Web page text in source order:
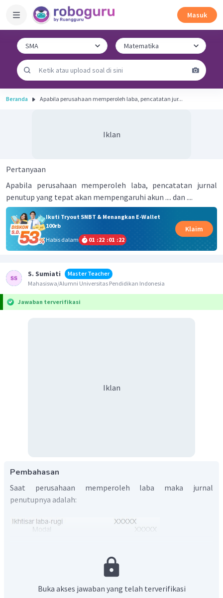
Masuk
Beranda Apabila perusahaan memperoleh laba, pencatatan jur...
Iklan
Pertanyaan
Apabila perusahaan memperoleh laba, pencatatan jurnal
penutup yang tepat akan mempengaruhi akun .... dan ....
Ikuti Tryout SNBT & Menangkan E-Wallet
100rb
Habis dalam
01 :22 :01 :22
Klaim
S. Sumiati
Master Teacher
Mahasiswa/Alumni Universitas Pendidikan Indonesia
Jawaban terverifikasi
Iklan
Pembahasan
Saat perusahaan memperoleh laba maka jurnal
penutupnya adalah:
akun modal dan ikhtisar laba-
Buka akses jawaban yang telah terverifikasi